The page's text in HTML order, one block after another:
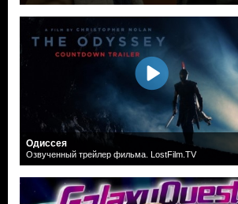
Одиссея
Озвученный трейлер фильма. LostFilm.TV